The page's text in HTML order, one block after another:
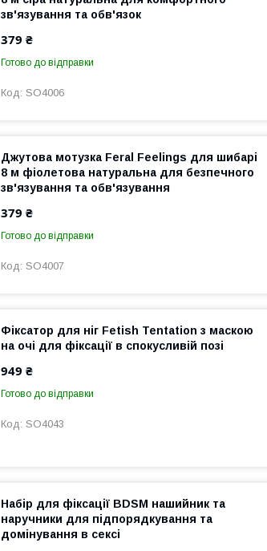
зв'язування та обв'язок
379 ₴
Готово до відправки
SO4006
Джутова мотузка Feral Feelings для шибарі
8 м фіолетова натуральна для безпечного
зв'язування та обв'язування
379 ₴
Готово до відправки
SO4007
Фіксатор для ніг Fetish Tentation з маскою
на очі для фіксації в спокусливій позі
949 ₴
Готово до відправки
SO4043
Набір для фіксації BDSM нашийник та
наручники для підпорядкування та
домінування в сексі